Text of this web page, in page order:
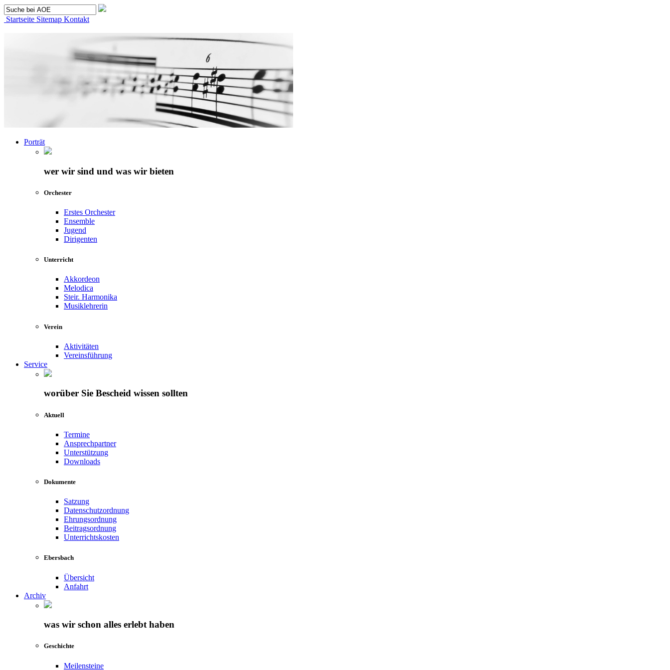
Startseite Sitemap Kontakt
Porträt
wer wir sind und was wir bieten
Orchester
Erstes Orchester
Ensemble
Jugend
Dirigenten
Unterricht
Akkordeon
Melodica
Steir. Harmonika
Musiklehrerin
Verein
Aktivitäten
Vereinsführung
Service
worüber Sie Bescheid wissen sollten
Aktuell
Termine
Ansprechpartner
Unterstützung
Downloads
Dokumente
Satzung
Datenschutzordnung
Ehrungsordnung
Beitragsordnung
Unterrichtskosten
Ebersbach
Übersicht
Anfahrt
Archiv
was wir schon alles erlebt haben
Geschichte
Meilensteine